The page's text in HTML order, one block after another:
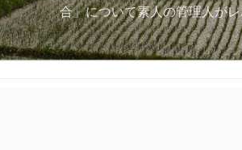
合」について素人の管理人が